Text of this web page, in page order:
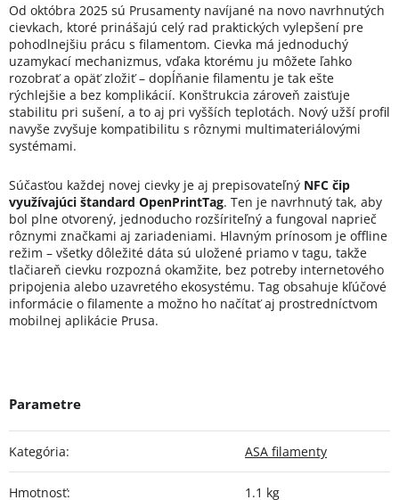
Od októbra 2025 sú Prusamenty navíjané na novo navrhnutých
cievkach, ktoré prinášajú celý rad praktických vylepšení pre
pohodlnejšiu prácu s filamentom. Cievka má jednoduchý
uzamykací mechanizmus, vďaka ktorému ju môžete ľahko
rozobrať a opäť zložiť – dopĺňanie filamentu je tak ešte
rýchlejšie a bez komplikácií. Konštrukcia zároveň zaisťuje
stabilitu pri sušení, a to aj pri vyšších teplotách. Nový užší profil
navyše zvyšuje kompatibilitu s rôznymi multimateriálovými
systémami.
Súčasťou každej novej cievky je aj prepisovateľný NFC čip
využívajúci štandard OpenPrintTag. Ten je navrhnutý tak, aby
bol plne otvorený, jednoducho rozšíriteľný a fungoval naprieč
rôznymi značkami aj zariadeniami. Hlavným prínosom je offline
režim – všetky dôležité dáta sú uložené priamo v tagu, takže
tlačiareň cievku rozpozná okamžite, bez potreby internetového
pripojenia alebo uzavretého ekosystému. Tag obsahuje kľúčové
informácie o filamente a možno ho načítať aj prostredníctvom
mobilnej aplikácie Prusa.
Kategória: ASA filamenty
Hmotnosť: 1.1 kg